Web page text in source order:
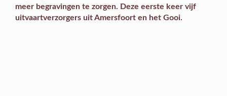
meer begravingen te zorgen. Deze eerste keer vijf
uitvaartverzorgers uit Amersfoort en het Gooi.